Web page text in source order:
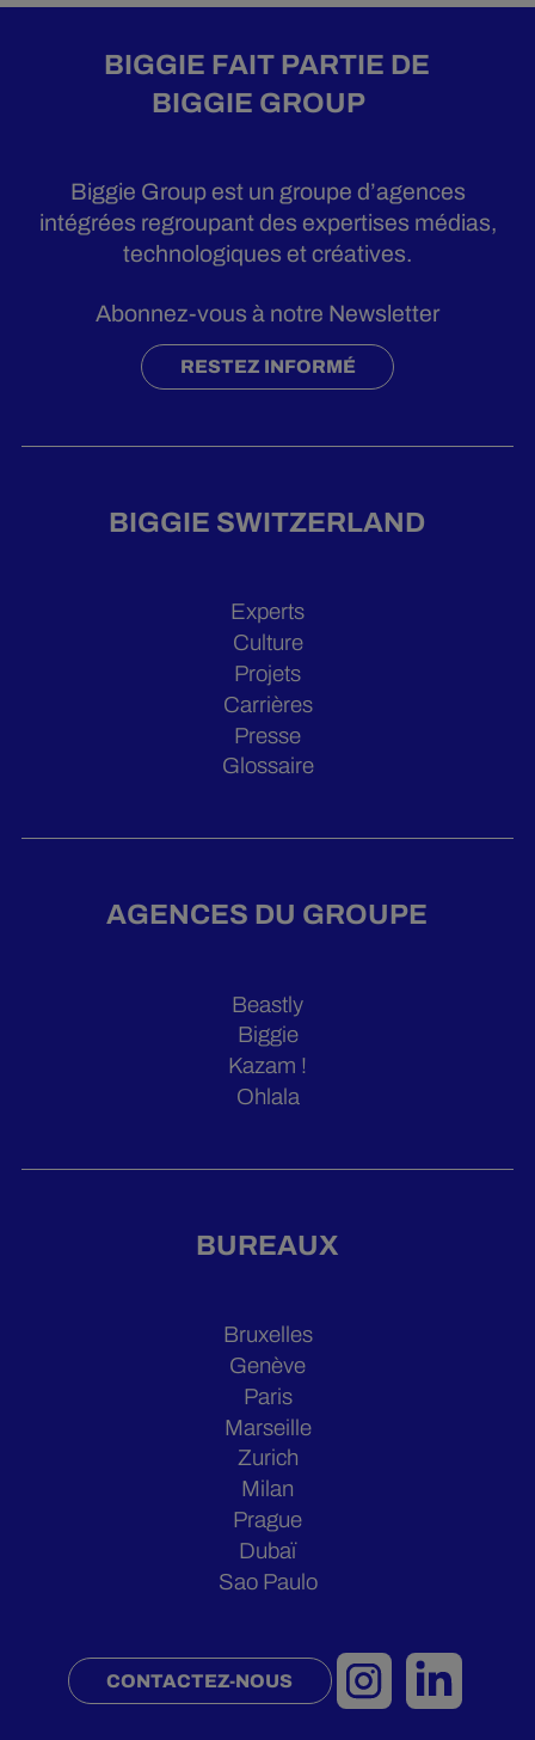
BIGGIE FAIT PARTIE DE
BIGGIE GROUP
Biggie Group est un groupe d’agences
intégrées regroupant des expertises médias,
technologiques et créatives.
Abonnez-vous à notre Newsletter
RESTEZ INFORMÉ
BIGGIE SWITZERLAND
Experts
Culture
Projets
Carrières
Presse
Glossaire
AGENCES DU GROUPE
Beastly
Biggie
Kazam !
Ohlala
BUREAUX
Bruxelles
Genève
Paris
Marseille
Zurich
Milan
Prague
Dubaï
Sao Paulo
CONTACTEZ-NOUS